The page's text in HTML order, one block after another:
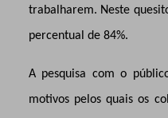
trabalharem. Neste
percentual de 84%.
A pesquisa com o
motivos pelos quais os